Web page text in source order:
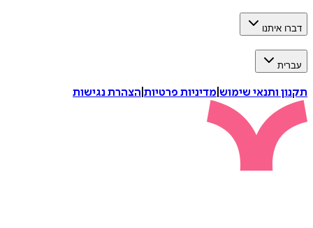
דברו איתנו
עברית
תקנון ותנאי שימוש מדיניות פרטיות הצהרת נגישות